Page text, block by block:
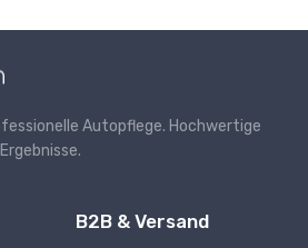
Autopflege. Hochwertige
B2B & Versand